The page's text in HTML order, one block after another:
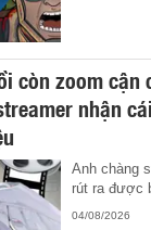
còn zoom cận
nhận
Anh chàng
rút ra được
04/08/2026